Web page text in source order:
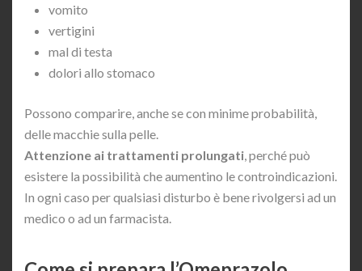
vomito
vertigini
mal di testa
dolori allo stomaco
Possono comparire, anche se con minime probabilità,
delle macchie sulla pelle.
Attenzione ai trattamenti prolungati , perché può
esistere la possibilità che aumentino le controindicazioni.
In ogni caso per qualsiasi disturbo è bene rivolgersi ad un
medico o ad un farmacista.